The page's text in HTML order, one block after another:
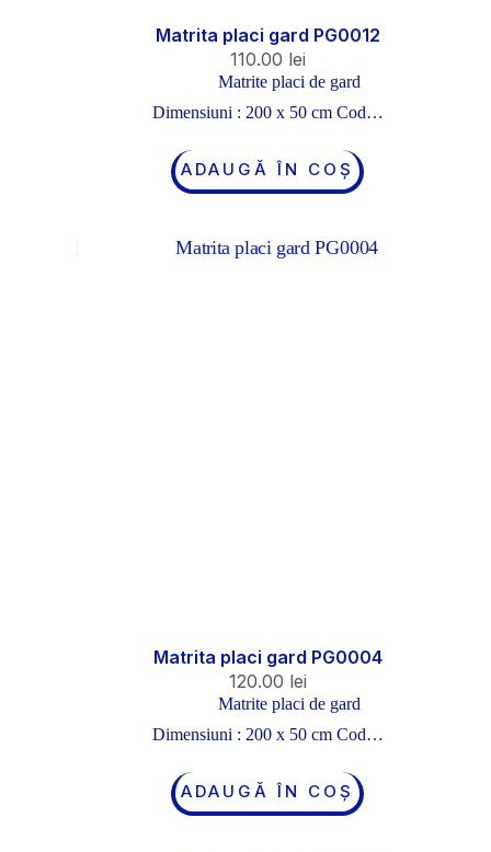
Matrita placi gard PG0012
110.00 lei
Matrite placi de gard
Dimensiuni : 200 x 50 cm Cod…
ADAUGĂ ÎN COȘ
Matrita placi gard PG0004
120.00 lei
Matrite placi de gard
Dimensiuni : 200 x 50 cm Cod…
ADAUGĂ ÎN COȘ